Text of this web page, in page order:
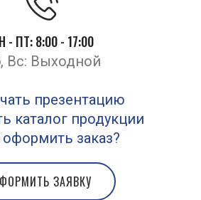
- ПТ: 8:00 - 17:00
Вс: Выходной
презентацию
каталог продукции
заказ?
ЗАЯВКУ